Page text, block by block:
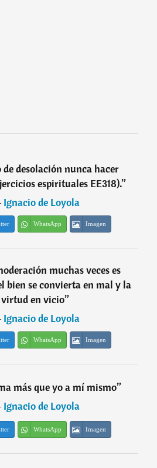
desolación nunca hacer
espirituales EE318).”
Ignacio de Loyola
WhatsApp Imagen
muchas veces es
bien se convierta en mal y la
virtud en vicio”
Ignacio de Loyola
WhatsApp Imagen
más que yo a mí mismo”
Ignacio de Loyola
WhatsApp Imagen